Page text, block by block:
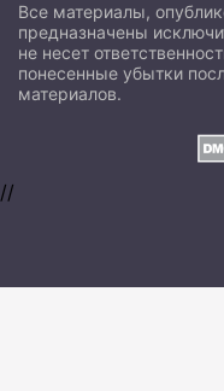
Все материалы,
предназначены
не несет
понесенные убытки
материалов.
//